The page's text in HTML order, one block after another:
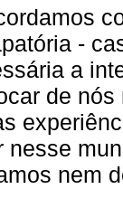
-
a
de
nesse
nem